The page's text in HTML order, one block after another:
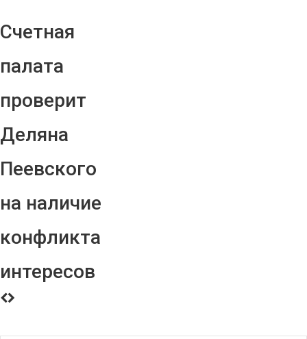
Счетная
палата
проверит
Деляна
Пеевского
на наличие
конфликта
интересов